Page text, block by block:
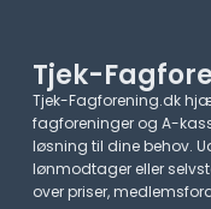
Tjek-
Tjek-Fagforening.dk
fagforeninger og A-
løsning til dine behov.
lønmodtager eller
over priser,